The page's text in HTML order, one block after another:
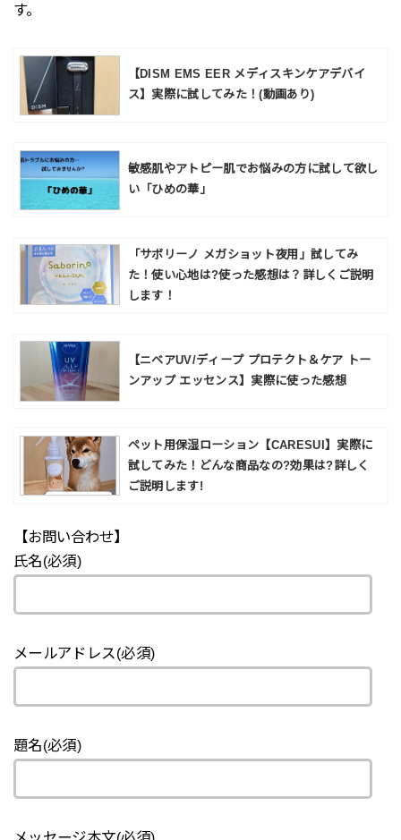
す。
【DISM EMS EER メディスキンケアデバイ
ス】実際に試してみた！(動画あり)
敏感肌やアトピー肌でお悩みの方に試して欲し
い「ひめの華」
「サボリーノ メガショット夜用」試してみ
た！使い心地は?使った感想は？詳しくご説明
します！
【ニベアUV/ディープ プロテクト＆ケア トー
ンアップ エッセンス】実際に使った感想
ペット用保湿ローション【CARESUI】実際に
試してみた！どんな商品なの?効果は?詳しく
ご説明します!
【お問い合わせ】
氏名(必須)
メールアドレス(必須)
題名(必須)